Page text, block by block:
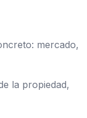
mercado,
la propiedad,